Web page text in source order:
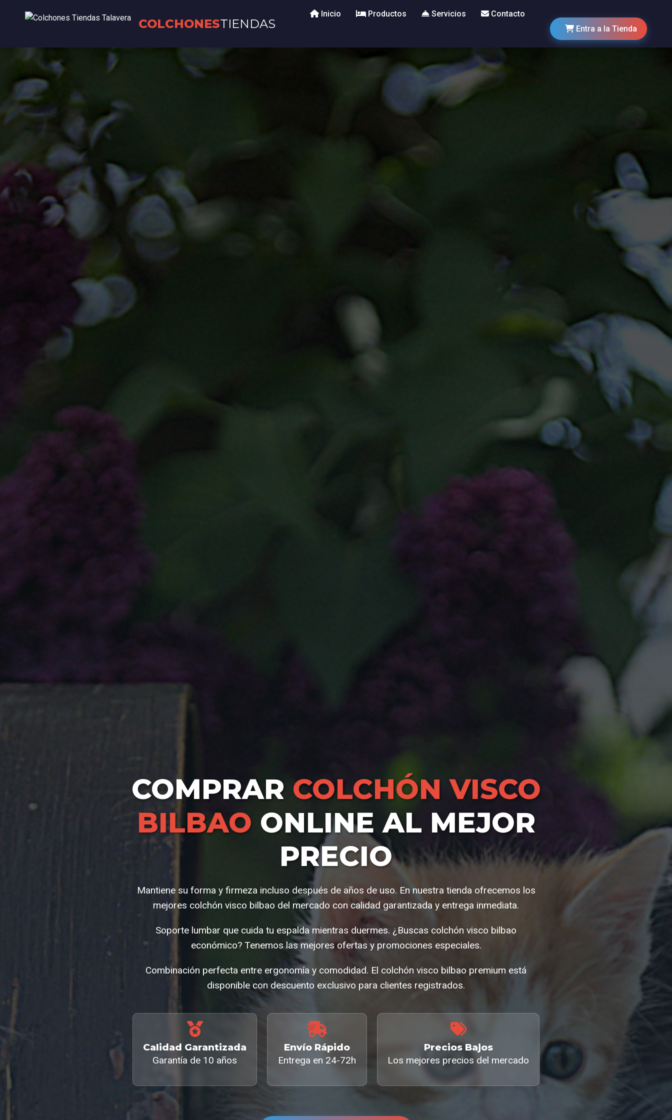
COLCHONESTIENDAS
Inicio Productos Servicios
Contacto
Entra a la Tienda
COMPRAR COLCHÓN VISCO
BILBAO ONLINE AL MEJOR
PRECIO
Mantiene su forma y firmeza incluso después de años de uso. En nuestra tienda ofrecemos los
mejores colchón visco bilbao del mercado con calidad garantizada y entrega inmediata.
Soporte lumbar que cuida tu espalda mientras duermes. ¿Buscas colchón visco bilbao
económico? Tenemos las mejores ofertas y promociones especiales.
Combinación perfecta entre ergonomía y comodidad. El colchón visco bilbao premium está
disponible con descuento exclusivo para clientes registrados.
Calidad Garantizada
Garantía de 10 años
Envío Rápido
Entrega en 24-72h
Precios Bajos
Los mejores precios del mercado